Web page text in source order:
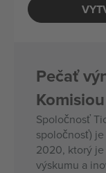
Pečať
Spoločnosť
spoločnosť)
2020, ktorý je
výskumu a